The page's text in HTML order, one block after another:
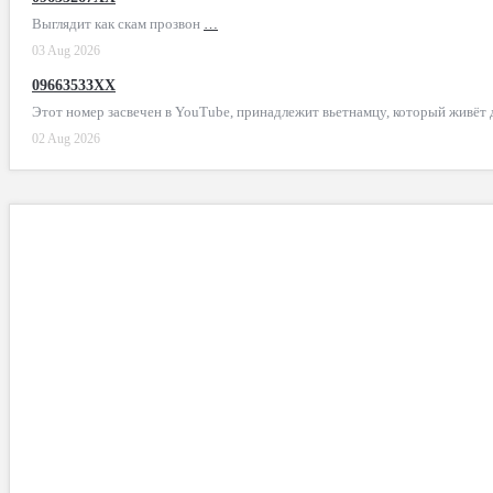
Выглядит как скам прозвон …
03 Aug 2026
09663533XX
Этот номер засвечен в YouTube, принадлежит вьетнамцу, который живёт
02 Aug 2026